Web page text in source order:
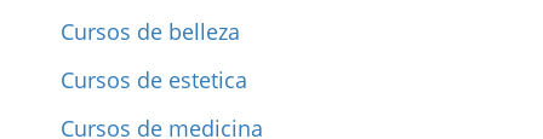
Cursos de belleza
Cursos de estetica
Cursos de medicina